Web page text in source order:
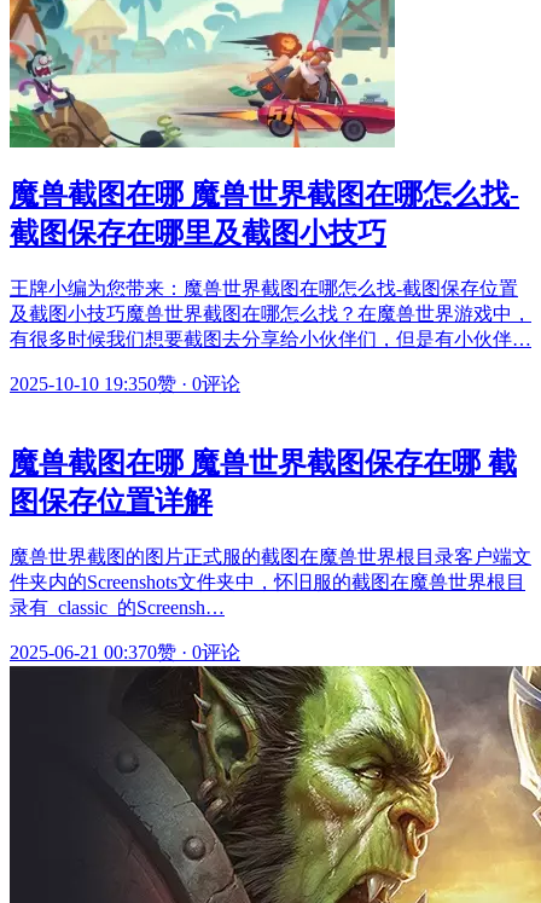
魔兽截图在哪 魔兽世界截图在哪怎么找-
截图保存在哪里及截图小技巧
王牌小编为您带来：魔兽世界截图在哪怎么找-截图保存位置
及截图小技巧魔兽世界截图在哪怎么找？在魔兽世界游戏中，
有很多时候我们想要截图去分享给小伙伴们，但是有小伙伴…
2025-10-10 19:350赞 · 0评论
魔兽截图在哪 魔兽世界截图保存在哪 截
图保存位置详解
魔兽世界截图的图片正式服的截图在魔兽世界根目录客户端文
件夹内的Screenshots文件夹中，怀旧服的截图在魔兽世界根目
录有_classic_的Screensh…
2025-06-21 00:370赞 · 0评论